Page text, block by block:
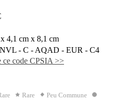
4,1 cm x 8,1 cm
- C - AQAD - EUR - C4
ce code CPSIA >>
Rare
Peu Commune